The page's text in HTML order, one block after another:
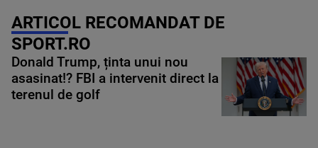
ARTICOL RECOMANDAT DE
SPORT.RO
Donald Trump, ținta unui nou
asasinat!? FBI a intervenit direct la
terenul de golf